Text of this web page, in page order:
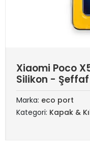
Xiaomi Poco
Silikon - Şeffaf
Marka: eco port
Kategori: Kapak &